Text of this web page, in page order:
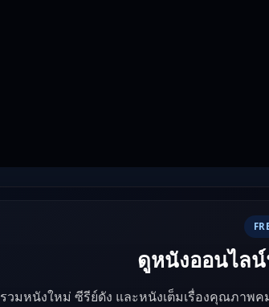
ดูหนังออนไล
รวมหนังใหม่ ซีรีย์ดัง และหนังเต็มเรื่องคุณภาพ